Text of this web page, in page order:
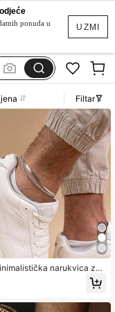
UZMI
ponuda u
Filtar
narukvica za
nehrđajućeg čelika s dv
i lancem od zmijske